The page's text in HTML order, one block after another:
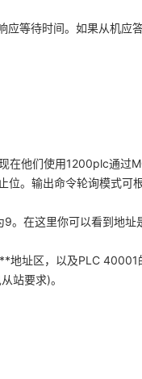
应等待时间。如果从机应
在他们使用1200plc通过
。输出命令轮询模式可
。在这里你可以看到地
址区，以及PLC 40001
站要求)。